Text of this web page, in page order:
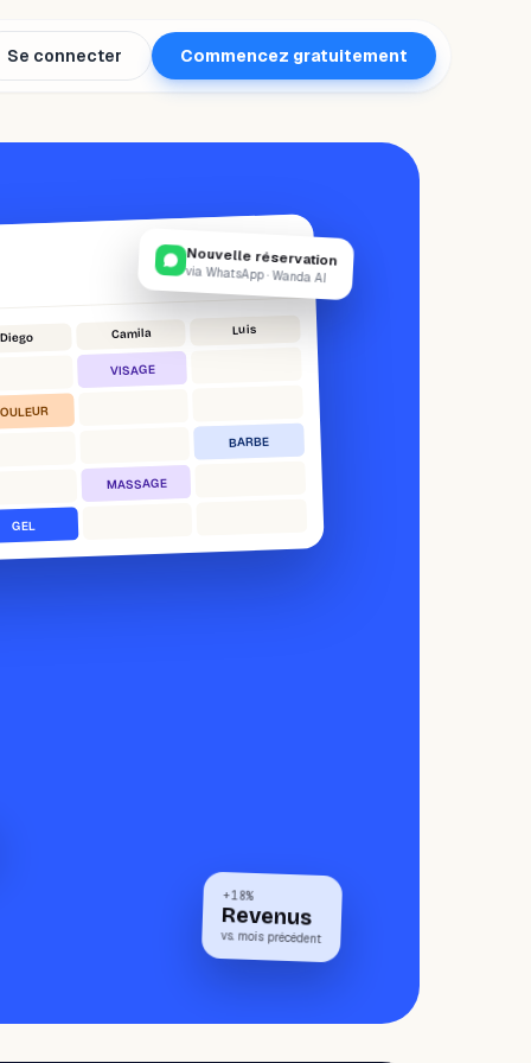
Se connecter Commencez gratuitement
Diego Camila Luis
VISAGE
BARBE
MASSAGE
GEL
Nouvelle réservation
via WhatsApp · Wanda AI
+18%
Revenus
vs. mois précédent